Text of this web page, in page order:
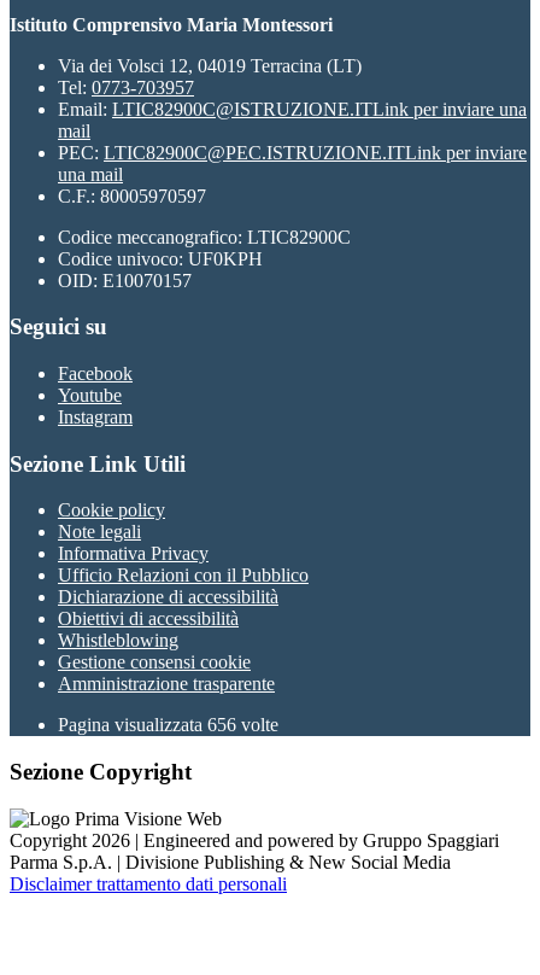
Istituto Comprensivo Maria Montessori
Via dei Volsci 12, 04019 Terracina (LT)
Tel: 0773-703957
Email: LTIC82900C@ISTRUZIONE.ITLink per inviare una
mail
PEC: LTIC82900C@PEC.ISTRUZIONE.ITLink per inviare
una mail
C.F.: 80005970597
Codice meccanografico: LTIC82900C
Codice univoco: UF0KPH
OID: E10070157
Seguici su
Facebook
Youtube
Instagram
Sezione Link Utili
Cookie policy
Note legali
Informativa Privacy
Ufficio Relazioni con il Pubblico
Dichiarazione di accessibilità
Obiettivi di accessibilità
Whistleblowing
Gestione consensi cookie
Amministrazione trasparente
Pagina visualizzata 656 volte
Sezione Copyright
Copyright 2026 | Engineered and powered by Gruppo Spaggiari
Parma S.p.A. | Divisione Publishing & New Social Media
Disclaimer trattamento dati personali